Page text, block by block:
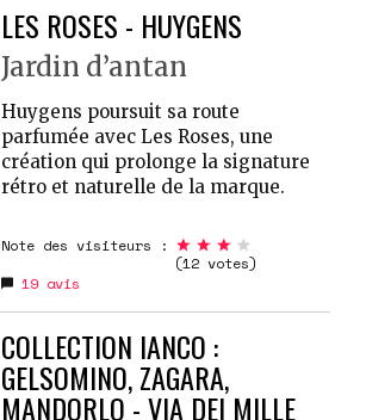
LES ROSES - HUYGENS
Jardin d’antan
Huygens poursuit sa route
parfumée avec Les Roses, une
création qui prolonge la signature
rétro et naturelle de la marque.
Note des visiteurs :
(12 votes)
19 avis
COLLECTION IANCO :
GELSOMINO, ZAGARA,
MANDORLO - VIA DEI MILLE